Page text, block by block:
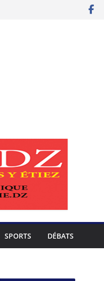
SPORTS DÉBATS